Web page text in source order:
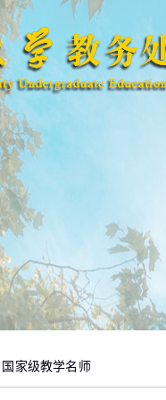
国家级教学名师